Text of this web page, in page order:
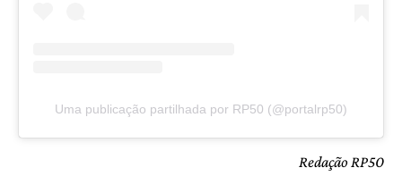
Uma publicação partilhada por RP50 (@portalrp50)
Redação RP50